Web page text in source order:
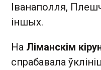
Іванаполля,
іншых.
На Ліманскім
спрабавала